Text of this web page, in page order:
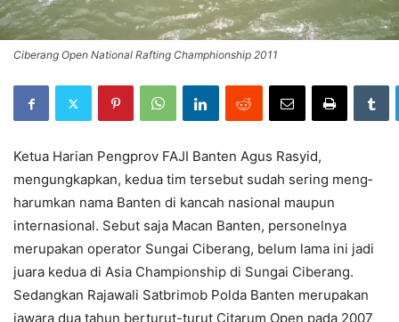
Ciberang Open National Rafting Champhionship 2011
Ketua Harian Pengprov FAJI Banten Agus Rasyid,
mengungkapkan, kedua tim tersebut sudah sering meng­
ha­rumkan nama Banten di kancah nasional maupun
internasional. Sebut saja Macan Banten, per­sonelnya
merupakan operator Sungai Ciberang, belum lama ini jadi
juara kedua di Asia Championship di Sungai Ciberang.
Sedangkan Rajawali Satbrimob Polda Banten merupakan
jawara dua tahun berturut-turut Citarum Open pada 2007